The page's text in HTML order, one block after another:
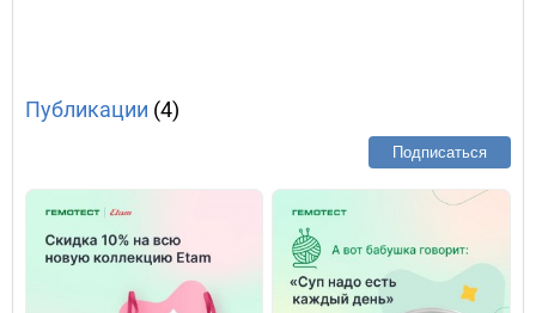
Публикации (4)
Подписаться